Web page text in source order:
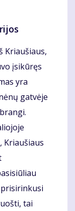
Kriaušiaus,
įsikūręs
yra
gatvėje
Kriaušiaus
tai